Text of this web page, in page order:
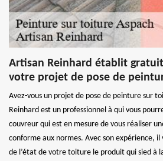
Artisan Reinhard établit
votre projet de pose de
Avez-vous un projet de pose de peinture sur
Reinhard est un professionnel à qui vous
couvreur qui est en mesure de vous réaliser
conforme aux normes. Avec son expérience,
de l’état de votre toiture le produit qui sied à